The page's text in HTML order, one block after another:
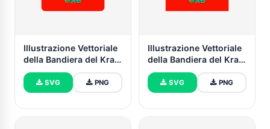
Illustrazione Vettoriale
della Bandiera del Krai
di Krasnoyarsk Forma
Rettangolo Arrotondato
SVG PNG
Illustrazione Vettoriale
della Bandiera del Krai
di Krasnoyarsk
SVG PNG